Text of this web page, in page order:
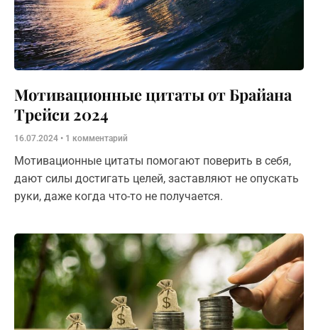
Мотивационные цитаты от Брайана
Трейси 2024
16.07.2024 1 комментарий
Мотивационные цитаты помогают поверить в себя,
дают силы достигать целей, заставляют не опускать
руки, даже когда что-то не получается.